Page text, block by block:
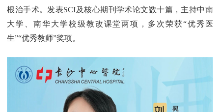
根治手术。发表SCI及核心期刊学术论文数十篇，主持中南
大学、南华大学校级教改课堂两项，多次荣获“优秀医
生”“优秀教师”奖项。